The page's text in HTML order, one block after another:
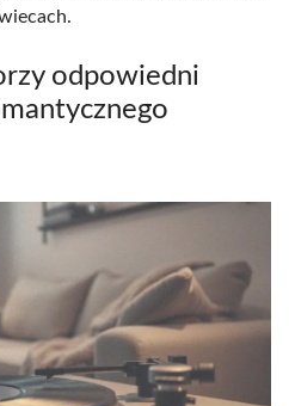
odpowiedni